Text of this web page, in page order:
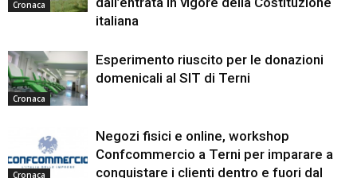
Cronaca
italiana
Cronaca
Esperimento riuscito per le donazioni
domenicali al SIT di Terni
Cronaca
Negozi fisici e online, workshop
Confcommercio a Terni per imparare a
conquistare i clienti dentro e fuori dal